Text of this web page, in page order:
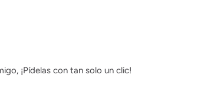
¡Pídelas con tan solo un clic!